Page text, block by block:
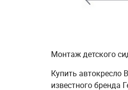
Монтаж детского
Купить автокресло
известного бренда